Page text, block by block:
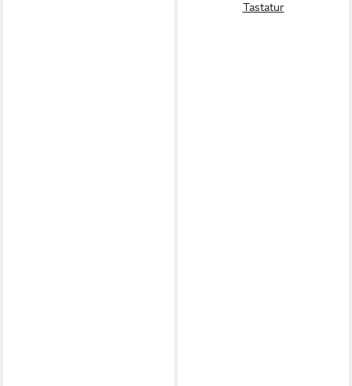
Tastatur